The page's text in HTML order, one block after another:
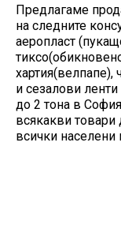
Предлагаме
на следните
аеропласт
хартия(велпапе),
и сезалови
до 2 тона в
всякакви товари
всички населени